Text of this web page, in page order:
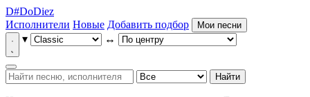
D#DoDiez
Исполнители Новые Добавить подбор Мои песни
▾ ↔
Найти